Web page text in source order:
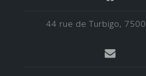
44 rue de Turbigo,